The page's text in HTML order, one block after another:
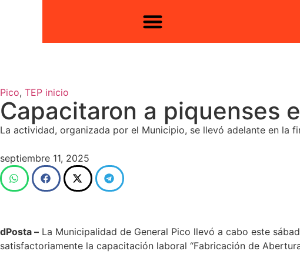
Pico, TEP inicio
Capacitaron a piquenses
La actividad, organizada por el Municipio, se llevó adelante en la
septiembre 11, 2025
dPosta – La Municipalidad de General Pico llevó a cabo este
satisfactoriamente la capacitación laboral “Fabricación de